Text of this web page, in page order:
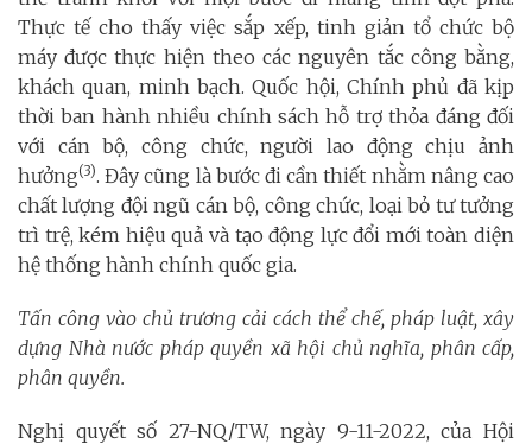
Thực tế cho thấy việc sắp xếp, tinh giản tổ chức bộ
máy được thực hiện theo các nguyên tắc công bằng,
khách quan, minh bạch. Quốc hội, Chính phủ đã kịp
thời ban hành nhiều chính sách hỗ trợ thỏa đáng đối
với cán bộ, công chức, người lao động chịu ảnh
hưởng(3). Đây cũng là bước đi cần thiết nhằm nâng cao
chất lượng đội ngũ cán bộ, công chức, loại bỏ tư tưởng
trì trệ, kém hiệu quả và tạo động lực đổi mới toàn diện
hệ thống hành chính quốc gia.
Tấn công vào chủ trương cải cách thể chế, pháp luật, xây
dựng Nhà nước pháp quyền xã hội chủ nghĩa, phân cấp,
phân quyền.
Nghị quyết số 27-NQ/TW, ngày 9-11-2022, của Hội